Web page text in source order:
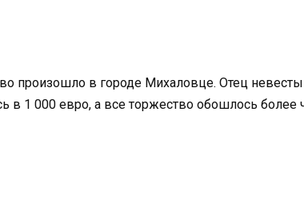
произошло в городе Михаловце. Отец
в 1 000 евро, а все торжество обошлось более